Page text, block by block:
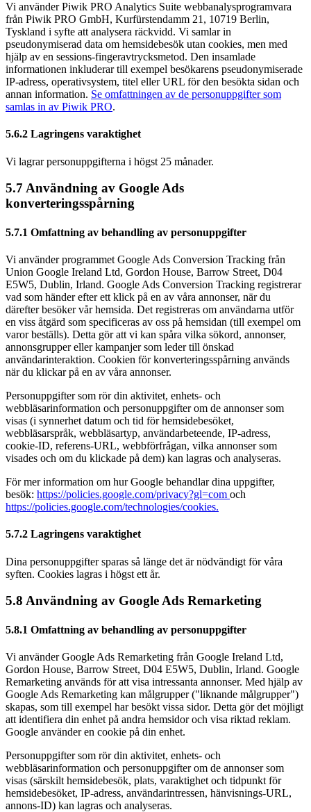
Vi använder Piwik PRO Analytics Suite webbanalysprogramvara
från Piwik PRO GmbH, Kurfürstendamm 21, 10719 Berlin,
Tyskland i syfte att analysera räckvidd. Vi samlar in
pseudonymiserad data om hemsidebesök utan cookies, men med
hjälp av en sessions-fingeravtrycksmetod. Den insamlade
informationen inkluderar till exempel besökarens pseudonymiserade
IP-adress, operativsystem, titel eller URL för den besökta sidan och
annan information. Se omfattningen av de personuppgifter som
samlas in av Piwik PRO.
5.6.2 Lagringens varaktighet
Vi lagrar personuppgifterna i högst 25 månader.
5.7 Användning av Google Ads
konverteringsspårning
5.7.1 Omfattning av behandling av personuppgifter
Vi använder programmet Google Ads Conversion Tracking från
Union Google Ireland Ltd, Gordon House, Barrow Street, D04
E5W5, Dublin, Irland. Google Ads Conversion Tracking registrerar
vad som händer efter ett klick på en av våra annonser, när du
därefter besöker vår hemsida. Det registreras om användarna utför
en viss åtgärd som specificeras av oss på hemsidan (till exempel om
varor beställs). Detta gör att vi kan spåra vilka sökord, annonser,
annonsgrupper eller kampanjer som leder till önskad
användarinteraktion. Cookien för konverteringsspårning används
när du klickar på en av våra annonser.
Personuppgifter som rör din aktivitet, enhets- och
webbläsarinformation och personuppgifter om de annonser som
visas (i synnerhet datum och tid för hemsidebesöket,
webbläsarspråk, webbläsartyp, användarbeteende, IP-adress,
cookie-ID, referens-URL, webbförfrågan, vilka annonser som
visades och om du klickade på dem) kan lagras och analyseras.
För mer information om hur Google behandlar dina uppgifter,
besök: https://policies.google.com/privacy?gl=com och
https://policies.google.com/technologies/cookies.
5.7.2 Lagringens varaktighet
Dina personuppgifter sparas så länge det är nödvändigt för våra
syften. Cookies lagras i högst ett år.
5.8 Användning av Google Ads Remarketing
5.8.1 Omfattning av behandling av personuppgifter
Vi använder Google Ads Remarketing från Google Ireland Ltd,
Gordon House, Barrow Street, D04 E5W5, Dublin, Irland. Google
Remarketing används för att visa intressanta annonser. Med hjälp av
Google Ads Remarketing kan målgrupper ("liknande målgrupper")
skapas, som till exempel har besökt vissa sidor. Detta gör det möjligt
att identifiera din enhet på andra hemsidor och visa riktad reklam.
Google använder en cookie på din enhet.
Personuppgifter som rör din aktivitet, enhets- och
webbläsarinformation och personuppgifter om de annonser som
visas (särskilt hemsidebesök, plats, varaktighet och tidpunkt för
hemsidebesöket, IP-adress, användarintressen, hänvisnings-URL,
annons-ID) kan lagras och analyseras.